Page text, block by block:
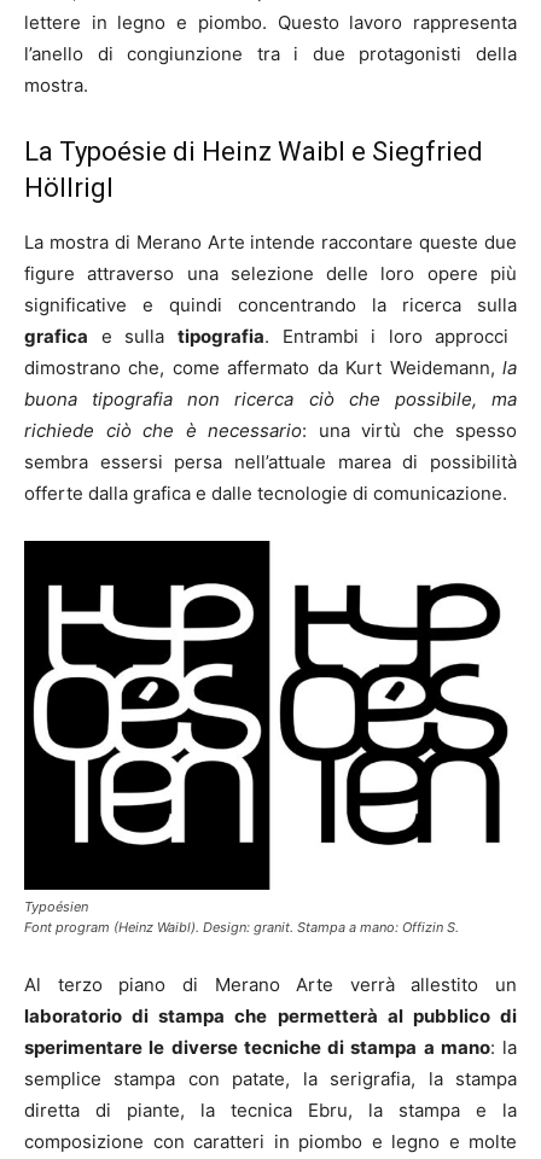
lettere in legno e piombo. Questo lavoro rappresenta
l’anello di congiunzione tra i due protagonisti della
mostra.
La Typoésie di Heinz Waibl e Siegfried
Höllrigl
La mostra di Merano Arte intende raccontare queste due
figure attraverso una selezione delle loro opere più
significative e quindi concentrando la ricerca sulla
grafica e sulla tipografia. Entrambi i loro approcci
dimostrano che, come affermato da Kurt Weidemann, la
buona tipografia non ricerca ciò che possibile, ma
richiede ciò che è necessario: una virtù che spesso
sembra essersi persa nell’attuale marea di possibilità
offerte dalla grafica e dalle tecnologie di comunicazione.
Typoésien
Font program (Heinz Waibl). Design: granit. Stampa a mano: Offizin S.
Al terzo piano di Merano Arte verrà allestito un
laboratorio di stampa che permetterà al pubblico di
sperimentare le diverse tecniche di stampa a mano: la
semplice stampa con patate, la serigrafia, la stampa
diretta di piante, la tecnica Ebru, la stampa e la
composizione con caratteri in piombo e legno e molte